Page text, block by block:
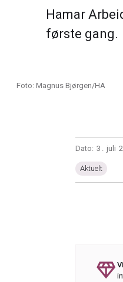
Hamar
første gang.
Foto: Magnus Bjørgen/HA
Dato: 3 . juli
Aktuelt
diamond